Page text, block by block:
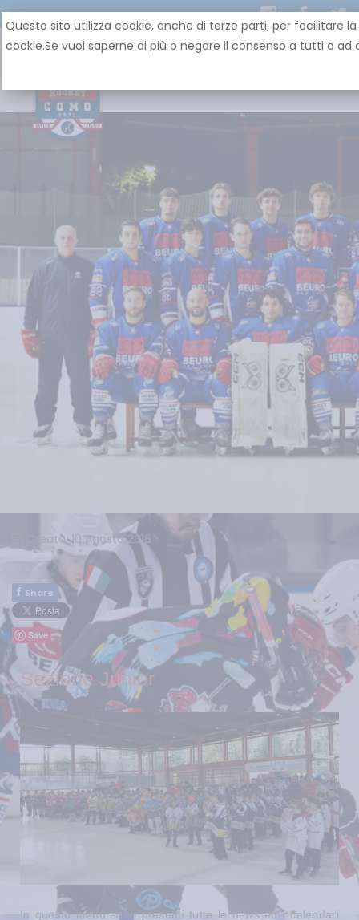
Creato: 10 Agosto 2016
f Share
Save
Sezione Junior
In questo menù sono presenti tutte le news ed i calendari
Questo sito utilizza cookie, anche di terze parti, per facilitare
cookie.Se vuoi saperne di più o negare il consenso a tutti o ad